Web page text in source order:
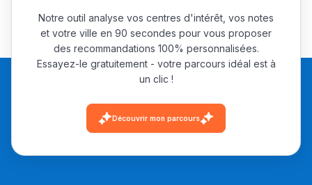
Interviews/Vidéos
+ de 89 Interviews/Vidéos
دليل المهن
Notre outil analyse vos centres d'intérêt, vos notes
et votre ville en 90 secondes pour vous proposer
des recommandations 100% personnalisées.
Essayez-le gratuitement - votre parcours idéal est à
un clic !
Découvrir mon parcours